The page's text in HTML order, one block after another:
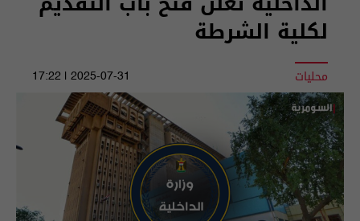
لكلية الشرطة
محليات 2025-07-31 | 17:22